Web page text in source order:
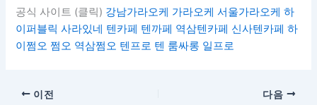
공식 사이트 (클릭) 강남가라오케 가라오케 서울가라오케 하
이퍼블릭 사라있네 텐카페 텐까페 역삼텐카페 신사텐카페 하
이쩜오 쩜오 역삼쩜오 텐프로 텐 룸싸롱 일프로
이전 다음